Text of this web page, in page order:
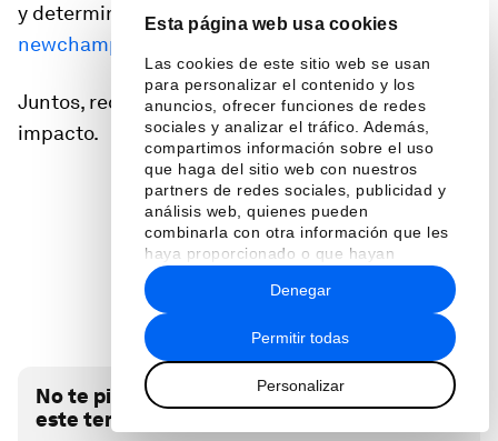
Esta página web usa cookies
Las cookies de este sitio web se usan
para personalizar el contenido y los
anuncios, ofrecer funciones de redes
sociales y analizar el tráfico. Además,
compartimos información sobre el uso
que haga del sitio web con nuestros
partners de redes sociales, publicidad y
análisis web, quienes pueden
combinarla con otra información que les
haya proporcionado o que hayan
recopilado a partir del uso que haya
hecho de sus servicios.
Permitir todas
Personalizar
Denegar
y determinar su elegibilidad, contáctanos a
newchampions@weforum.org
Juntos, redefinamos lo que significa liderar con
impacto.
Loading...
No te pierdas ninguna actualización sobre
este tema